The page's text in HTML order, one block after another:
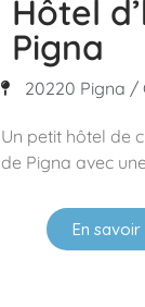
Hôtel
Pigna
20220 Pigna /
Un petit hôtel de
de Pigna avec
En savoir